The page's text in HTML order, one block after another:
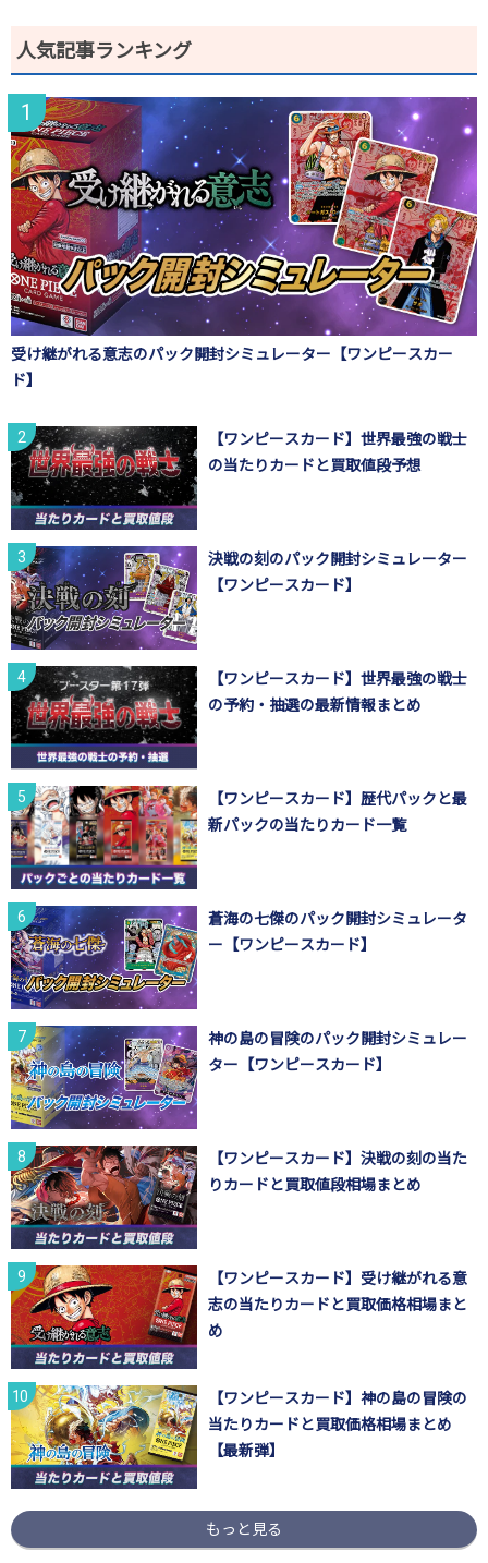
人気記事ランキング
受け継がれる意志のパック開封シミュレーター【ワンピースカー
ド】
【ワンピースカード】世界最強の戦士
の当たりカードと買取値段予想
決戦の刻のパック開封シミュレーター
【ワンピースカード】
【ワンピースカード】世界最強の戦士
の予約・抽選の最新情報まとめ
【ワンピースカード】歴代パックと最
新パックの当たりカード一覧
蒼海の七傑のパック開封シミュレータ
ー【ワンピースカード】
神の島の冒険のパック開封シミュレー
ター【ワンピースカード】
【ワンピースカード】決戦の刻の当た
りカードと買取値段相場まとめ
【ワンピースカード】受け継がれる意
志の当たりカードと買取価格相場まと
め
【ワンピースカード】神の島の冒険の
当たりカードと買取価格相場まとめ
【最新弾】
もっと見る